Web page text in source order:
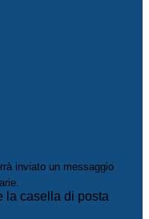
inviato un messaggio
la casella di posta